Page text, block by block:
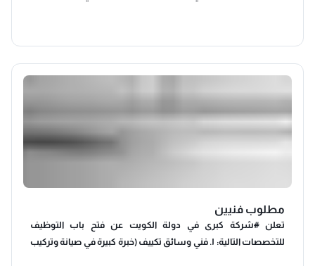
عملية كبيرة ومثبتة في المجال داخل الكويت. ​إقامة قابلة للتحويل. ​
رخصة قيادة كويتية سارية. ​المزايا: ​رواتب مجزية تحدد حسب الخبرة. ​
بيئة عمل مستقرة في واحدة من أكبر الشركات. ​للتقديم: يرجى إرسال
السيرة الذاتية عبر تطبيق الواتساب فقط على الرقم التالي
مطلوب فنيين
تعلن #شركة كبرى في دولة الكويت عن فتح باب التوظيف
للتخصصات التالية: ​١. فني وسائق تكييف (خبرة كبيرة في صيانة وتركيب